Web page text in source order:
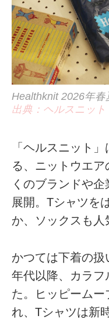
Healthknit 2026年
出典：ヘルスニット
「ヘルスニット
る、ニットウエ
くのブランドや
展開。Tシャツを
か、ソックスも人
かつては下着の
年代以降、カラフ
た。ヒッピームー
れ、Tシャツは新